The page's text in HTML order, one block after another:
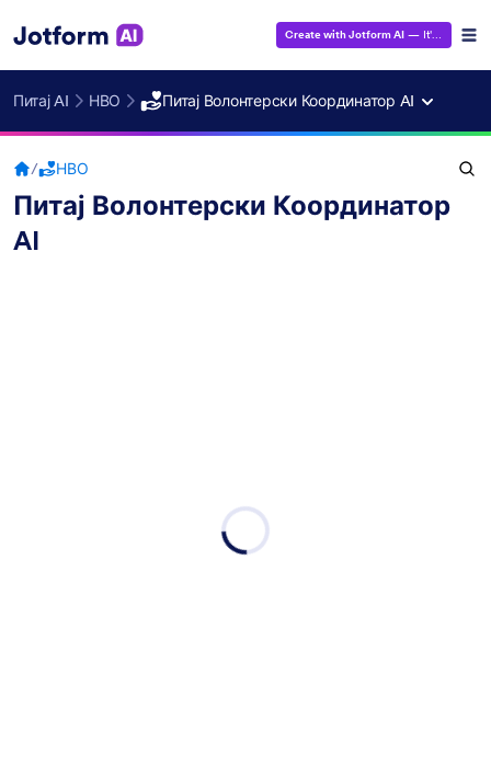
Create with Jotform AI — It's Free!
Питај AI НВО Питај Волонтерски Координатор AI
/ НВО
Питај Волонтерски Координатор
AI